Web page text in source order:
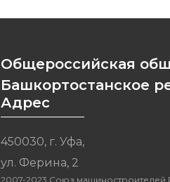
Общероссийская
Башкортостанское
Адрес
450030, г. Уфа,
ул. Ферина, 2
2007-2023 Союз машиностроителей